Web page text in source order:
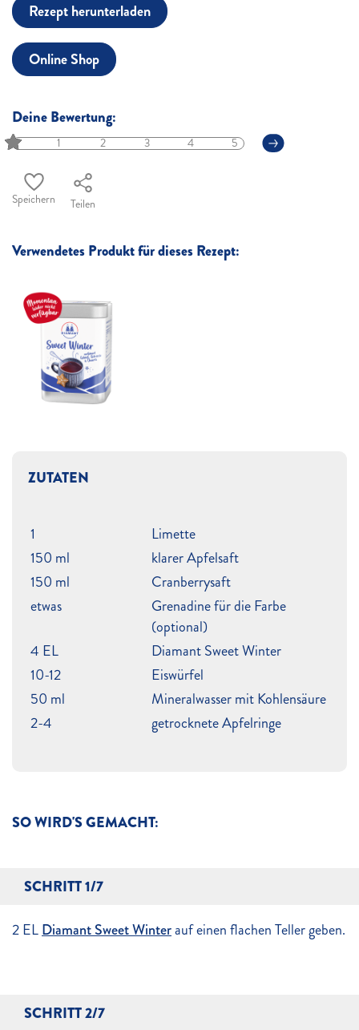
Rezept herunterladen
Online Shop
Deine Bewertung:
1 2 3 4 5
Speichern Teilen
Verwendetes Produkt für dieses Rezept:
SO WIRD'S GEMACHT:
SCHRITT 1/7
2 ELDiamant Sweet Winterauf einen flachen Teller geben.
SCHRITT 2/7
ZUTATEN
1
Limette
150 ml
klarer Apfelsaft
150 ml
Cranberrysaft
etwas
Grenadine für die Farbe
(optional)
4 EL
Diamant Sweet Winter
10-12
Eiswürfel
50 ml
Mineralwasser mit Kohlensäure
2-4
getrocknete Apfelringe